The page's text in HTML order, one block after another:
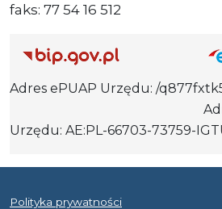
faks: 77 54 16 512
Adres ePUAP Urzędu: /
Adres do e-
Urzędu: AE:PL-66703-73759-
Polityka prywatności